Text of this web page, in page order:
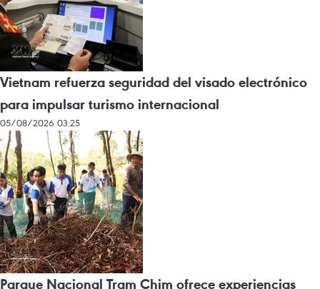
Vietnam refuerza seguridad del visado electrónico
para impulsar turismo internacional
05/08/2026 03:25
Parque Nacional Tram Chim ofrece experiencias